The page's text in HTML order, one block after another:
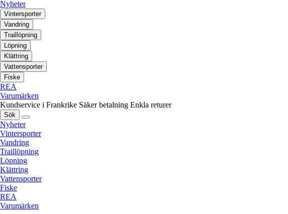
Nyheter
Vintersporter
Vandring
Traillöpning
Löpning
Klättring
Vattensporter
Fiske
REA
Varumärken
Kundservice i Frankrike Säker betalning Enkla returer
Sök
Nyheter
Vintersporter
Vandring
Traillöpning
Löpning
Klättring
Vattensporter
Fiske
REA
Varumärken